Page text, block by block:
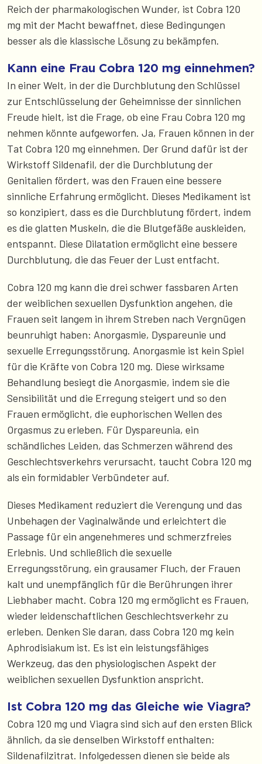
Reich der pharmakologischen Wunder, ist Cobra 120
mg mit der Macht bewaffnet, diese Bedingungen
besser als die klassische Lösung zu bekämpfen.
Kann eine Frau Cobra 120 mg einnehmen?
In einer Welt, in der die Durchblutung den Schlüssel
zur Entschlüsselung der Geheimnisse der sinnlichen
Freude hielt, ist die Frage, ob eine Frau Cobra 120 mg
nehmen könnte aufgeworfen. Ja, Frauen können in der
Tat Cobra 120 mg einnehmen. Der Grund dafür ist der
Wirkstoff Sildenafil, der die Durchblutung der
Genitalien fördert, was den Frauen eine bessere
sinnliche Erfahrung ermöglicht. Dieses Medikament ist
so konzipiert, dass es die Durchblutung fördert, indem
es die glatten Muskeln, die die Blutgefäße auskleiden,
entspannt. Diese Dilatation ermöglicht eine bessere
Durchblutung, die das Feuer der Lust entfacht.
Cobra 120 mg kann die drei schwer fassbaren Arten
der weiblichen sexuellen Dysfunktion angehen, die
Frauen seit langem in ihrem Streben nach Vergnügen
beunruhigt haben: Anorgasmie, Dyspareunie und
sexuelle Erregungsstörung. Anorgasmie ist kein Spiel
für die Kräfte von Cobra 120 mg. Diese wirksame
Behandlung besiegt die Anorgasmie, indem sie die
Sensibilität und die Erregung steigert und so den
Frauen ermöglicht, die euphorischen Wellen des
Orgasmus zu erleben. Für Dyspareunia, ein
schändliches Leiden, das Schmerzen während des
Geschlechtsverkehrs verursacht, taucht Cobra 120 mg
als ein formidabler Verbündeter auf.
Dieses Medikament reduziert die Verengung und das
Unbehagen der Vaginalwände und erleichtert die
Passage für ein angenehmeres und schmerzfreies
Erlebnis. Und schließlich die sexuelle
Erregungsstörung, ein grausamer Fluch, der Frauen
kalt und unempfänglich für die Berührungen ihrer
Liebhaber macht. Cobra 120 mg ermöglicht es Frauen,
wieder leidenschaftlichen Geschlechtsverkehr zu
erleben. Denken Sie daran, dass Cobra 120 mg kein
Aphrodisiakum ist. Es ist ein leistungsfähiges
Werkzeug, das den physiologischen Aspekt der
weiblichen sexuellen Dysfunktion anspricht.
Ist Cobra 120 mg das Gleiche wie Viagra?
Cobra 120 mg und Viagra sind sich auf den ersten Blick
ähnlich, da sie denselben Wirkstoff enthalten:
Sildenafilzitrat. Infolgedessen dienen sie beide als